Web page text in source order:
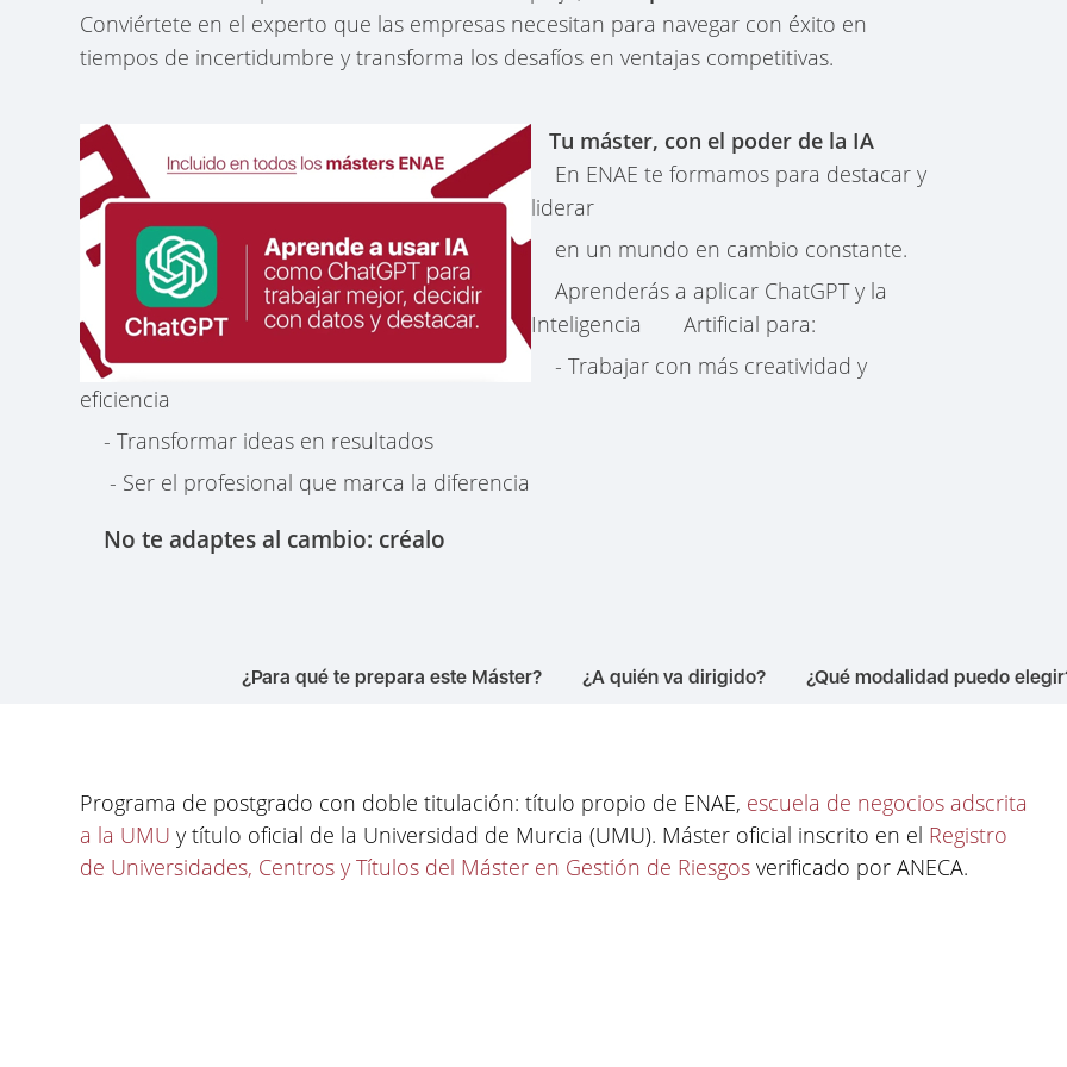
Conviértete en el experto que las empresas necesitan para navegar con éxito en
tiempos de incertidumbre y transforma los desafíos en ventajas competitivas.
Tu máster, con el poder de la IA
En ENAE te formamos para destacar y
liderar
en un mundo en cambio constante.
Aprenderás a aplicar ChatGPT y la
Inteligencia Artificial para:
- Trabajar con más creatividad y
eficiencia
- Transformar ideas en resultados
- Ser el profesional que marca la diferencia
No te adaptes al cambio: créalo
¿Para qué te prepara este Máster? ¿A quién va dirigido? ¿Qué modalidad puedo
Programa de postgrado con doble titulación: título propio de ENAE, escuela de negocios adscrita
a la UMU y título oficial de la Universidad de Murcia (UMU). Máster oficial inscrito en el Registro
de Universidades, Centros y Títulos del Máster en Gestión de Riesgosverificado por ANECA.